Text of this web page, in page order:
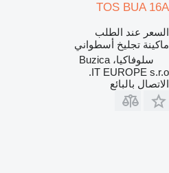
TOS BUA 16A
السعر عند الطلب
ماكينة تجليخ أسطواني
سلوفاكيا، Buzica
IT EUROPE s.r.o.
الاتصال بالبائع